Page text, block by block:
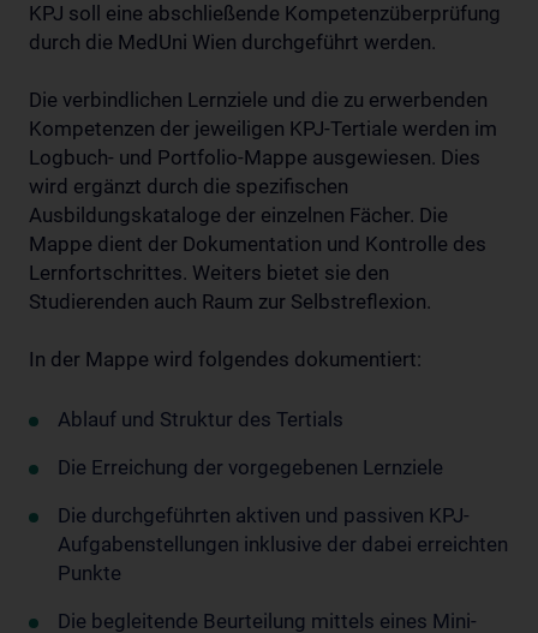
KPJ soll eine abschließende Kompetenzüberprüfung
durch die MedUni Wien durchgeführt werden.
Die verbindlichen Lernziele und die zu erwerbenden
Kompetenzen der jeweiligen KPJ-Tertiale werden im
Logbuch- und Portfolio-Mappe ausgewiesen. Dies
wird ergänzt durch die spezifischen
Ausbildungskataloge der einzelnen Fächer. Die
Mappe dient der Dokumentation und Kontrolle des
Lernfortschrittes. Weiters bietet sie den
Studierenden auch Raum zur Selbstreflexion.
In der Mappe wird folgendes dokumentiert:
Ablauf und Struktur des Tertials
Die Erreichung der vorgegebenen Lernziele
Die durchgeführten aktiven und passiven KPJ-
Aufgabenstellungen inklusive der dabei erreichten
Punkte
Die begleitende Beurteilung mittels eines Mini-